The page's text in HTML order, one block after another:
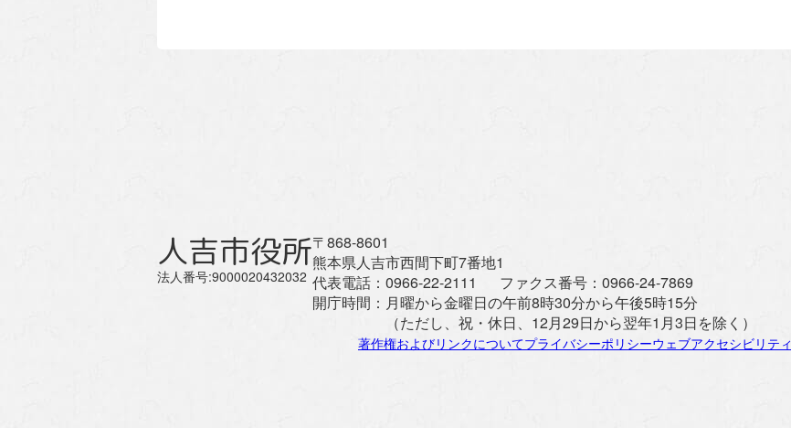
人吉市役所
法人番号:9000020432032
〒868-8601
熊本県人吉市西間下町7番地1
代表電話： 0966-22-2111 ファクス番号： 0966-24-7869
開庁時間： 月曜から金曜日の午前8時30分から午後5時15分
（ただし、祝・休日、12月29日から翌年1月3日を除く）
著作権およびリンクについてプライバシーポリシーウェブアクセシビリティ